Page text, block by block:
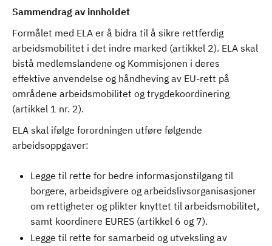
Sammendrag av innholdet
Formålet med ELA er å bidra til å sikre rettferdig
arbeidsmobilitet i det indre marked (artikkel 2). ELA skal
bistå medlemslandene og Kommisjonen i deres
effektive anvendelse og håndheving av EU-rett på
områdene arbeidsmobilitet og trygdekoordinering
(artikkel 1 nr. 2).
ELA skal ifølge forordningen utføre følgende
arbeidsoppgaver:
Legge til rette for bedre informasjonstilgang til
borgere, arbeidsgivere og arbeidslivsorganisasjoner
om rettigheter og plikter knyttet til arbeidsmobilitet,
samt koordinere EURES (artikkel 6 og 7).
Legge til rette for samarbeid og utveksling av